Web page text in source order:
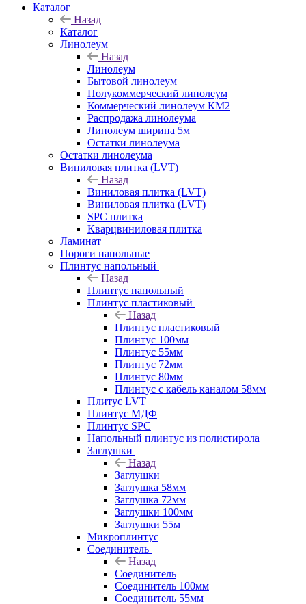
Каталог
Назад
Каталог
Линолеум
Назад
Линолеум
Бытовой линолеум
Полукоммерческий линолеум
Коммерческий линолеум КМ2
Распродажа линолеума
Линолеум ширина 5м
Остатки линолеума
Остатки линолеума
Виниловая плитка (LVT)
Назад
Виниловая плитка (LVT)
Виниловая плитка (LVT)
SPC плитка
Кварцвиниловая плитка
Ламинат
Пороги напольные
Плинтус напольный
Назад
Плинтус напольный
Плинтус пластиковый
Назад
Плинтус пластиковый
Плинтус 100мм
Плинтус 55мм
Плинтус 72мм
Плинтус 80мм
Плинтус с кабель каналом 58мм
Плитус LVT
Плинтус МДФ
Плинтус SPC
Напольный плинтус из полистирола
Заглушки
Назад
Заглушки
Заглушка 58мм
Заглушка 72мм
Заглушки 100мм
Заглушки 55м
Микроплинтус
Соединитель
Назад
Соединитель
Соединитель 100мм
Соединитель 55мм